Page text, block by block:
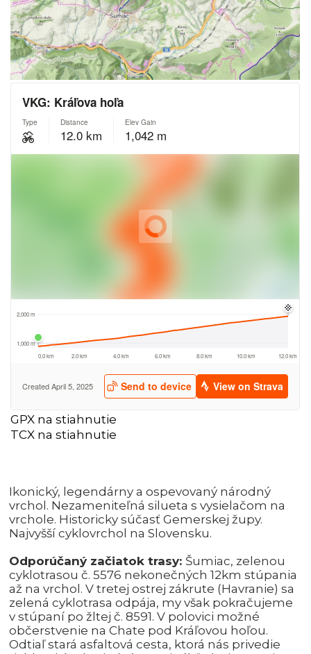
GPX na stiahnutie
TCX na stiahnutie
Ikonický, legendárny a ospevovaný národný
vrchol. Nezameniteľná silueta s vysielačom na
vrchole. Historicky súčasť Gemerskej župy.
Najvyšší cyklovrchol na Slovensku.
Odporúčaný začiatok trasy: Šumiac, zelenou
cyklotrasou č. 5576 nekonečných 12km stúpania
až na vrchol. V tretej ostrej zákrute (Havranie) sa
zelená cyklotrasa odpája, my však pokračujeme
v stúpaní po žltej č. 8591. V polovici možné
občerstvenie na Chate pod Kráľovou hoľou.
Odtiaľ stará asfaltová cesta, ktorá nás privedie